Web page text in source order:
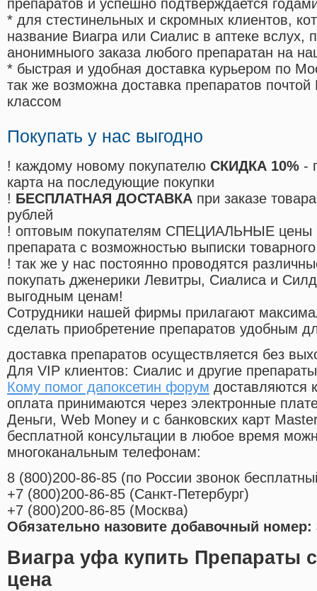
препаратов и успешно подтверждается
* для стестинельных и скромных клиентов,
название Виагра или Сиалис в аптеке вслух,
анонимныого заказа любого препаратан на
* быстрая и удобная доставка курьером по
так же возможна доставка препаратов
классом
Покупать у нас выгодно
! каждому новому покупателю СКИДКА 10% -
карта на последующие покупки
! БЕСПЛАТНАЯ ДОСТАВКА при заказе
рублей
! оптовым покупателям СПЕЦИАЛЬНЫЕ цены
препарата с возможностью выписки
! так же у нас постоянно проводятся
покупать дженерики Левитры, Сиалиса и
выгодным ценам!
Cотрудники нашей фирмы прилагают
сделать приобретение препаратов удобным
доставка препаратов осуществляется без
Для VIP клиентов: Сиалис и другие
Кому помог дапоксетин форум доставляются
оплата принимаются через электронные
Деньги, Web Money и с банковских карт
бесплатной консультации в любое время
многоканальным телефонам:
8 (800)200-86-85 (по России звонок
+7 (800)200-86-85 (Санкт-Петербург)
+7 (800)200-86-85 (Москва)
Обязательно назовите добавочный номер:
Виагра уфа купить Препараты
цена